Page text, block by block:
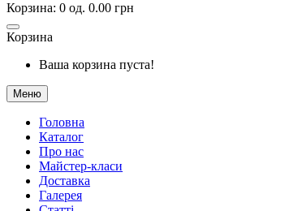
Корзина: 0 од. 0.00 грн
Корзина
Ваша корзина пуста!
Меню
Головна
Каталог
Про нас
Майстер-класи
Доставка
Галерея